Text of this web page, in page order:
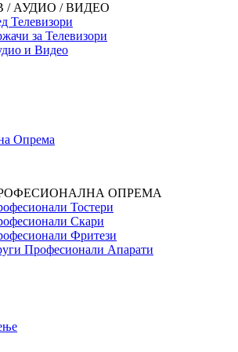
/ АУДИО / ВИДЕО
Телевизори
за Телевизори
и Видео
Опрема
ОПРЕМА
Тостери
Скари
Фритези
Професионали Апарати